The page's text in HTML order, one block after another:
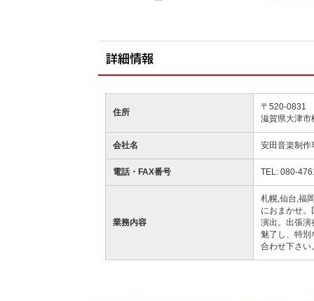
住所
〒520-0831
滋賀県大津
会社名 安田音楽制
電話・FAX番号 TEL: 080-
業務内容
札幌,仙台,福
におまかせ
演出。出張演
魅了し、特
合わせ下さい